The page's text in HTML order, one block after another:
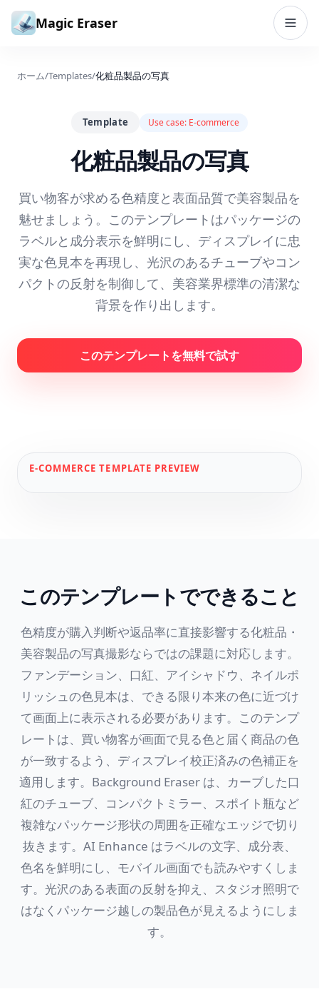
コンテンツへスキップ
Magic Eraser
ホーム/Templates/化粧品製品の写真
Template Use case: E-commerce
化粧品製品の写真
買い物客が求める色精度と表面品質で美容製品を
魅せましょう。このテンプレートはパッケージの
ラベルと成分表示を鮮明にし、ディスプレイに忠
実な色見本を再現し、光沢のあるチューブやコン
パクトの反射を制御して、美容業界標準の清潔な
背景を作り出します。
このテンプレートを無料で試す
E-COMMERCE TEMPLATE PREVIEW
このテンプレートでできること
色精度が購入判断や返品率に直接影響する化粧品・
美容製品の写真撮影ならではの課題に対応します。
ファンデーション、口紅、アイシャドウ、ネイルポ
リッシュの色見本は、できる限り本来の色に近づけ
て画面上に表示される必要があります。このテンプ
レートは、買い物客が画面で見る色と届く商品の色
が一致するよう、ディスプレイ校正済みの色補正を
適用します。Background Eraser は、カーブした口
紅のチューブ、コンパクトミラー、スポイト瓶など
複雑なパッケージ形状の周囲を正確なエッジで切り
抜きます。AI Enhance はラベルの文字、成分表、
色名を鮮明にし、モバイル画面でも読みやすくしま
す。光沢のある表面の反射を抑え、スタジオ照明で
はなくパッケージ越しの製品色が見えるようにしま
す。